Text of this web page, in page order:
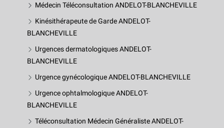
Médecin Téléconsultation ANDELOT-BLANCHEVILLE
Kinésithérapeute de Garde ANDELOT-
BLANCHEVILLE
Urgences dermatologiques ANDELOT-
BLANCHEVILLE
Urgence gynécologique ANDELOT-BLANCHEVILLE
Urgence ophtalmologique ANDELOT-
BLANCHEVILLE
Téléconsultation Médecin Généraliste ANDELOT-